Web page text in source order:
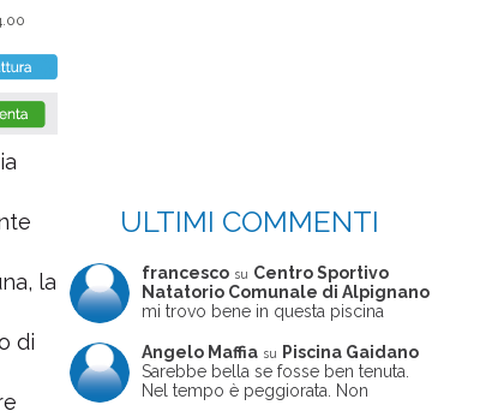
la
di
ULTIMI COMMENTI
francesco su Centro Sportivo
Natatorio Comunale di Alpignano
mi trovo bene in questa piscina
Angelo Maffia su
Piscina Gaidano
Sarebbe bella se fosse ben tenuta.
Nel tempo è peggiorata. Non